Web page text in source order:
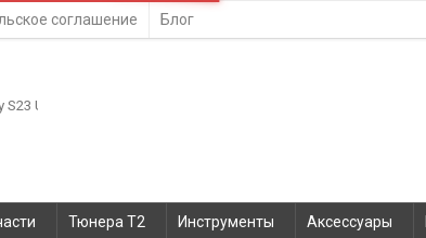
соглашение Блог
Тюнера T2 Инструменты Аксессуары